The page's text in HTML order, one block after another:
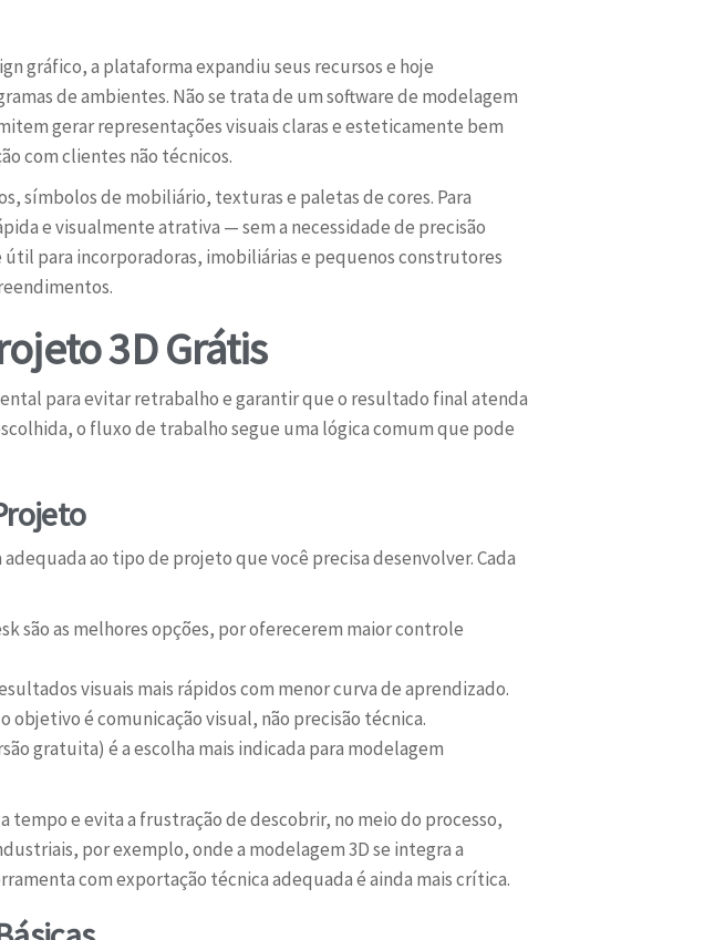
gráfico, a plataforma expandiu seus recursos e hoje
de ambientes. Não se trata de um software de modelagem
gerar representações visuais claras e esteticamente bem
com clientes não técnicos.
símbolos de mobiliário, texturas e paletas de cores. Para
e visualmente atrativa — sem a necessidade de precisão
útil para incorporadoras, imobiliárias e pequenos construtores
3D Grátis
para evitar retrabalho e garantir que o resultado final atenda
o fluxo de trabalho segue uma lógica comum que pode
ao tipo de projeto que você precisa desenvolver. Cada
são as melhores opções, por oferecerem maior controle
visuais mais rápidos com menor curva de aprendizado.
objetivo é comunicação visual, não precisão técnica.
gratuita) é a escolha mais indicada para modelagem
e evita a frustração de descobrir, no meio do processo,
por exemplo, onde a modelagem 3D se integra a
com exportação técnica adequada é ainda mais crítica.